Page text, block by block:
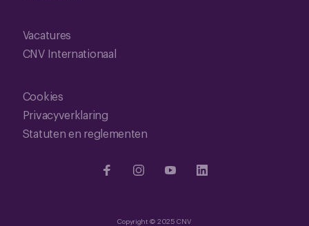
Vacatures
CNV Internationaal
Cookies
Privacyverklaring
Statuten en reglementen
Copyright © 2025 CNV